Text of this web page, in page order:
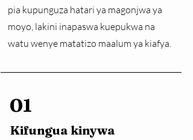
pia kupunguza hatari ya magonjwa ya
moyo, lakini inapaswa kuepukwa na
watu wenye matatizo maalum ya kiafya.
01
Kifungua kinywa